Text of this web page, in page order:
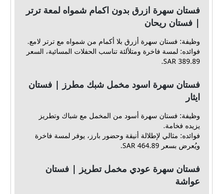
فستان سهرة ازرق بدون اكمام شمواه لمعة ترتر
| فستان ريحان
وظيفة: فستان سهرة أزرق بلا أكمام من شمواه مع ترتر لامع.
فوائده: لمسة فاخرة ومتلألئة تناسب الحفلات المسائية، السعر
389.89 SAR.
فستان سهرة اسود مخمل شبك مطرز | فستان
ايثار
وظيفة: فستان سهرة أسود من المخمل مع شباك وتطريز
يزيده فخامة.
فوائده: مثالي لإطلالة أنيقة وحضور بارز، يوفر لمسة فاخرة
ويُعرض بسعر 464.89 SAR.
فستان سهرة عودي مخمل تطريز | فستان
عواشة